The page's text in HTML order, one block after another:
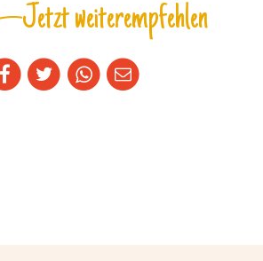
Jetzt weiterempfehlen